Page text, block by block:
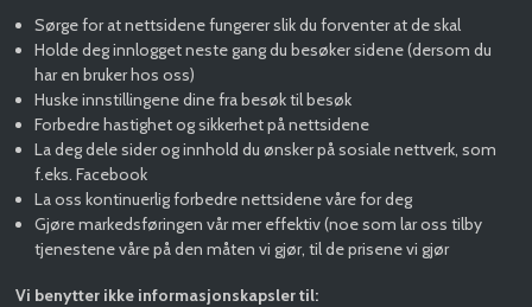
Sørge for at nettsidene fungerer slik du forventer at de skal
Holde deg innlogget neste gang du besøker sidene (dersom du
har en bruker hos oss)
Huske innstillingene dine fra besøk til besøk
Forbedre hastighet og sikkerhet på nettsidene
La deg dele sider og innhold du ønsker på sosiale nettverk, som
f.eks. Facebook
La oss kontinuerlig forbedre nettsidene våre for deg
Gjøre markedsføringen vår mer effektiv (noe som lar oss tilby
tjenestene våre på den måten vi gjør, til de prisene vi gjør
Vi benytter ikke informasjonskapsler til: